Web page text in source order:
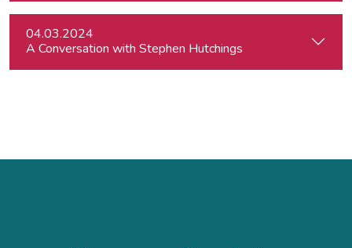
04.03.2024
A Conversation with Stephen Hutchings